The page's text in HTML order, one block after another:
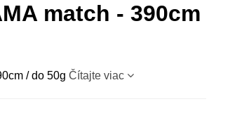
match - 390cm
/ do 50gČítajte viac